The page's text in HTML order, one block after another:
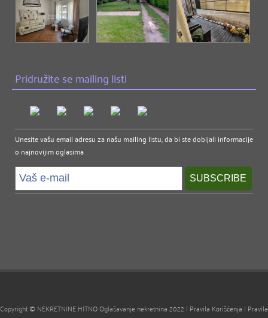
Pridružite se mailing listi
Unesite vašu email adresu za našu mailing listu, da bi ste dobijali informacije
o najnovijim oglasima
Copyright © NEKRETNINE HITNO Oglašavanje nekretnina 2022 | Pravila Korišćenja | Pravila